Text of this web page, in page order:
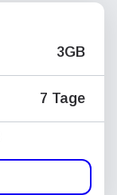
3GB
7 Tage